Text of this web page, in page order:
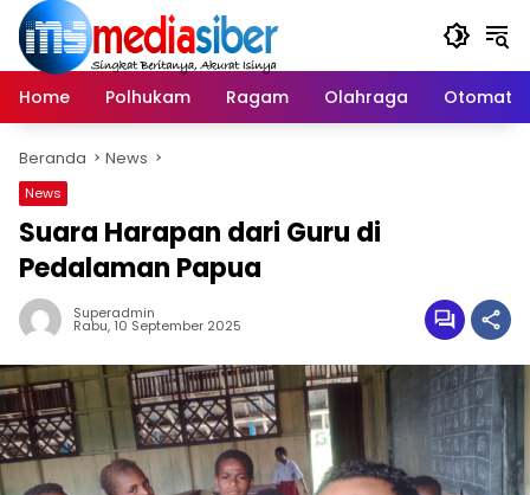
Langsung
konten
Home
Polhukam Ragam Olahraga Otomatif
Beranda News
News
Suara Harapan dari Guru di
Pedalaman Papua
Superadmin
Rabu, 10 September 2025